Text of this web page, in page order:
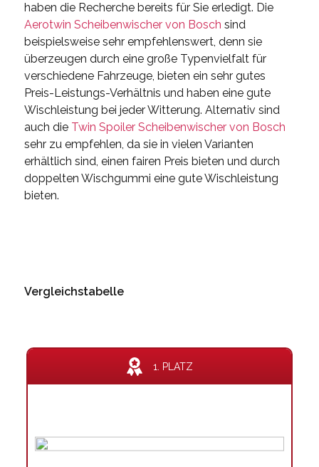
haben die Recherche bereits für Sie erledigt. Die
Aerotwin Scheibenwischer von Bosch sind
beispielsweise sehr empfehlenswert, denn sie
überzeugen durch eine große Typenvielfalt für
verschiedene Fahrzeuge, bieten ein sehr gutes
Preis-Leistungs-Verhältnis und haben eine gute
Wischleistung bei jeder Witterung. Alternativ sind
auch die Twin Spoiler Scheibenwischer von Bosch
sehr zu empfehlen, da sie in vielen Varianten
erhältlich sind, einen fairen Preis bieten und durch
doppelten Wischgummi eine gute Wischleistung
bieten.
Vergleichstabelle
1. PLATZ